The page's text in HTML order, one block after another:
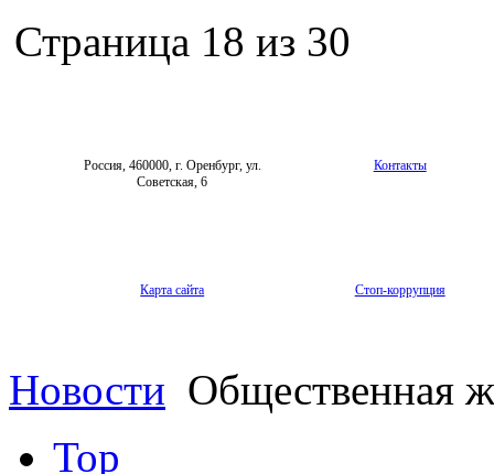
Страница 18 из 30
Россия, 460000, г. Оренбург, ул.
Советская, 6
Контакты
Карта сайта Стоп-коррупция
Новости Общественная
Top